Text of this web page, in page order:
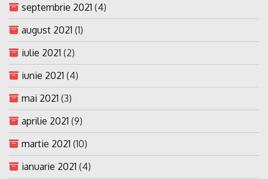
septembrie 2021 (4)
august 2021 (1)
iulie 2021 (2)
iunie 2021 (4)
mai 2021 (3)
aprilie 2021 (9)
martie 2021 (10)
ianuarie 2021 (4)